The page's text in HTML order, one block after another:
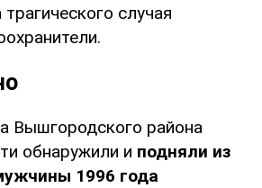
случая
Вышгородского района
обнаружили и подняли из
1996 года